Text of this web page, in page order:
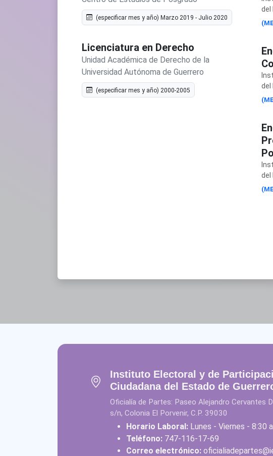
(especificar mes y año) Marzo 2019 - Julio 2020
Licenciatura en Derecho
Unidad Académica de Derecho de la
Universidad Autónoma de Guerrero
(especificar mes y año) 2000-2005
del
del
del
Instituto Electoral y de
Ciudadana del Estado de
Oficialía de Partes: Paseo Alejandro Cervantes
s/n, Colonia El Porvenir, C.P. 39030
Horario Laboral: Lunes - Viernes - 8:30
Teléfono: 747-116-17-69
Correo electrónico: